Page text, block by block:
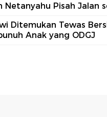
Netanyahu Pisah Jalan
Ditemukan Tewas
Anak yang ODGJ